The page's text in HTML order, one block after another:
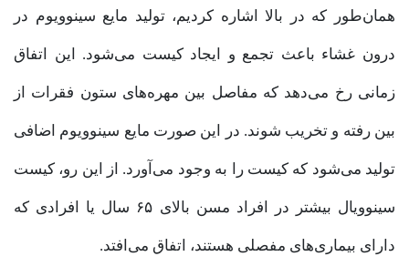
همان‌طور که در بالا اشاره کردیم، تولید مایع سینوویوم در
درون غشاء باعث تجمع و ایجاد کیست‌ می‌شود. این اتفاق
زمانی رخ می‌دهد که مفاصل بین مهره‌های ستون فقرات از
بین رفته و تخریب شوند. در این صورت مایع سینوویوم اضافی
تولید می‌شود که کیست را به وجود می‌آورد. از این رو، کیست
سینوویال بیشتر در افراد مسن بالای ۶۵ سال یا افرادی که
دارای بیماری‌های مفصلی هستند، اتفاق می‌افتد.